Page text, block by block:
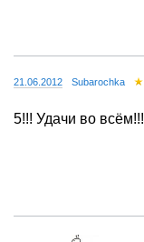
21.06.2012 Subarochka
5!!! Удачи во всём!!!